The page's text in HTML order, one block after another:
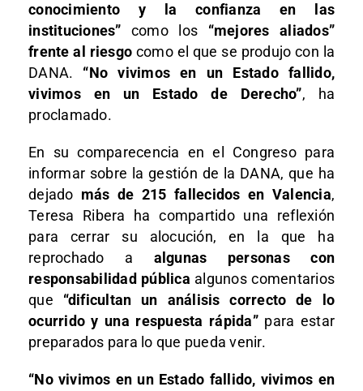
conocimiento y la confianza en las
instituciones” como los “mejores aliados”
frente al riesgo como el que se produjo con la
DANA. “No vivimos en un Estado fallido,
vivimos en un Estado de Derecho”, ha
proclamado.
En su comparecencia en el Congreso para
informar sobre la gestión de la DANA, que ha
dejado más de 215 fallecidos en Valencia,
Teresa Ribera ha compartido una reflexión
para cerrar su alocución, en la que ha
reprochado a algunas personas con
responsabilidad pública algunos comentarios
que “dificultan un análisis correcto de lo
ocurrido y una respuesta rápida”para estar
preparados para lo que pueda venir.
“No vivimos en un Estado fallido, vivimos en